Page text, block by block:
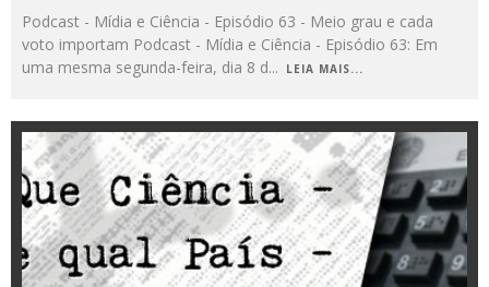
Podcast - Mídia e Ciência - Episódio 63 - Meio grau e cada
voto importam Podcast - Mídia e Ciência - Episódio 63: Em
uma mesma segunda-feira, dia 8 d... LEIA MAIS...